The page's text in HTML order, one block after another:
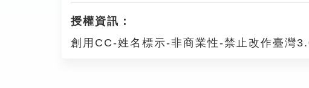
授權資訊：
創用CC-姓名標示-非商業性-禁止改作臺灣